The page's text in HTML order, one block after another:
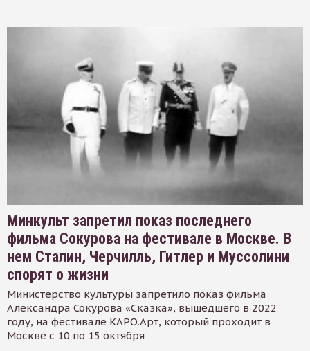
Минкульт запретил показ последнего
фильма Сокурова на фестивале в Москве. В
нем Сталин, Черчилль, Гитлер и Муссолини
спорят о жизни
Министерство культуры запретило показ фильма
Александра Сокурова «Сказка», вышедшего в 2022
году, на фестивале КАРО.Арт, который проходит в
Москве с 10 по 15 октября